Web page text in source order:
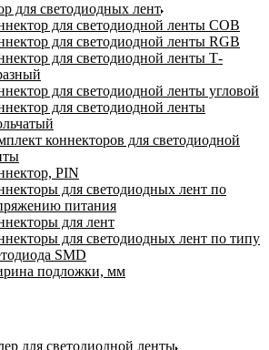
для светодиодных лент
для светодиодной ленты COB
для светодиодной ленты RGB
для светодиодной ленты Т-
для светодиодной ленты угловой
для светодиодной ленты
коннекторов для светодиодной
PIN
для светодиодных лент по
питания
для лент
для светодиодных лент по типу
SMD
подложки, мм
для светодиодной ленты